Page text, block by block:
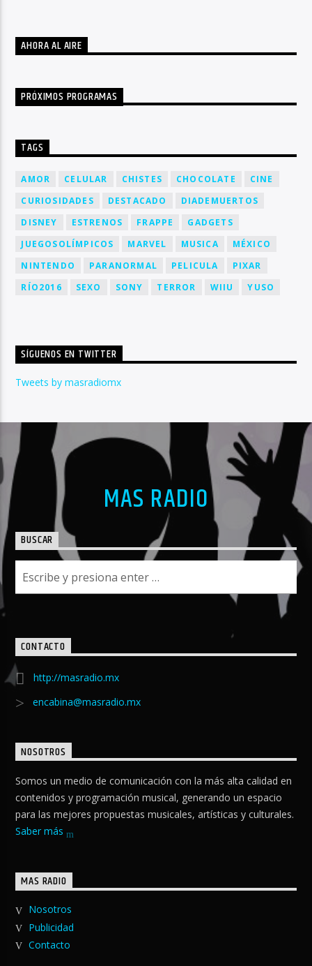
AHORA AL AIRE
PRÓXIMOS PROGRAMAS
TAGS
AMOR CELULAR CHISTES CHOCOLATE
CINE
CURIOSIDADES
DESTACADO
DIADEMUERTOS
DISNEY
ESTRENOS FRAPPE
GADGETS
JUEGOSOLÍMPICOS
MARVEL MUSICA
MÉXICO
NINTENDO
PARANORMAL PELICULA
PIXAR
RÍO2016
SEXO SONY TERROR WIIU YUSO
SÍGUENOS EN TWITTER
Tweets by masradiomx
MAS RADIO
BUSCAR
CONTACTO
http://masradio.mx
encabina@masradio.mx
NOSOTROS
Somos un medio de comunicación con la más alta calidad en
contenidos y programación musical, generando un espacio
para las mejores propuestas musicales, artísticas y culturales.
Saber más
MAS RADIO
Nosotros
Publicidad
Contacto